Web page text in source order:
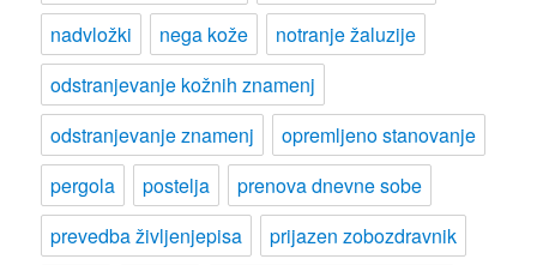
nadvložki
nega kože
notranje žaluzije
odstranjevanje kožnih znamenj
odstranjevanje znamenj
opremljeno stanovanje
pergola
postelja
prenova dnevne sobe
prevedba življenjepisa
prijazen zobozdravnik